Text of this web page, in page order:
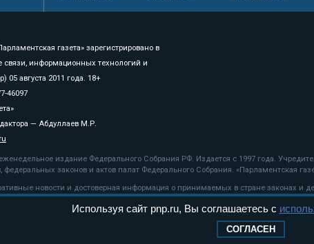
газета» зарегистрировано в
связи, информационных технологий и
августа 2011 года. 18+
46097
— Абдуллаев М.Р.
издание Федерального Собрания РФ. Издается с 1997 года.
законов и актов палат Федерального Собрания. «Парламентская
новости и достоверная информация о принимаемых в стране законах и
на pnp.ru обязательна.
рекомендательные технологии
Используя сайт pnp.ru, Вы соглашаетесь с
СОГЛАСЕН